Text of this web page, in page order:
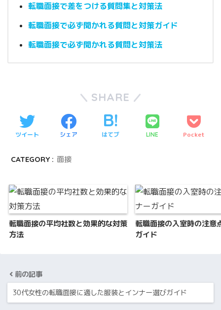
転職面接で差をつける質問集と対策法
転職面接で必ず聞かれる質問と対策ガイド
転職面接で必ず聞かれる質問と対策法
SHARE
ツイート シェア はてブ LINE Pocket
CATEGORY : 面接
転職面接の平均社数と効果的な対策
方法
転職面接の入室時の注意
ガイド
前の記事
30代女性の転職面接に適した服装とインナー選びガイド